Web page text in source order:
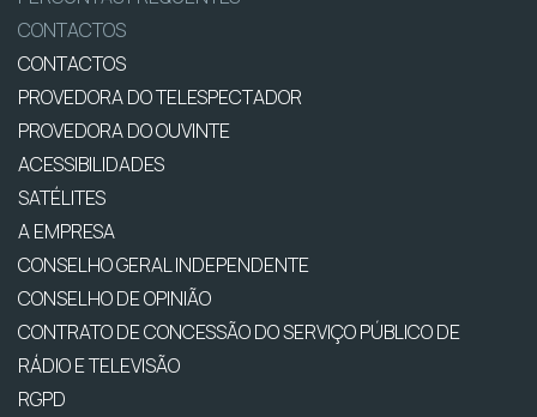
CONTACTOS
CONTACTOS
PROVEDORA DO TELESPECTADOR
PROVEDORA DO OUVINTE
ACESSIBILIDADES
SATÉLITES
A EMPRESA
CONSELHO GERAL INDEPENDENTE
CONSELHO DE OPINIÃO
CONTRATO DE CONCESSÃO DO SERVIÇO PÚBLICO DE
RÁDIO E TELEVISÃO
RGPD